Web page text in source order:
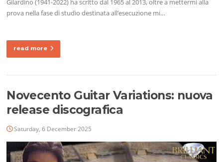
Gilardino (1941-2022) ha scritto dal 1965 al 2013, oltre a mettermi alla
prova nella fase di studio destinata all’esecuzione mi…
read more
Novecento Guitar Variations: nuova
release discografica
Saturday, 6 December 2025